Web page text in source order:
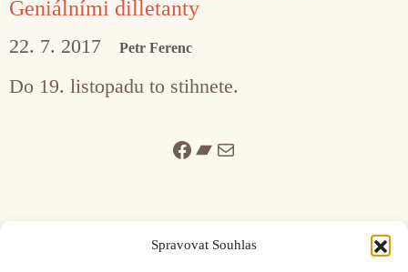
Spravovat Souhlas
Geniálními dilletanty
22. 7. 2017 Petr Ferenc
Do 19. listopadu to stihnete.
Facebook
Bandcamp
Mail